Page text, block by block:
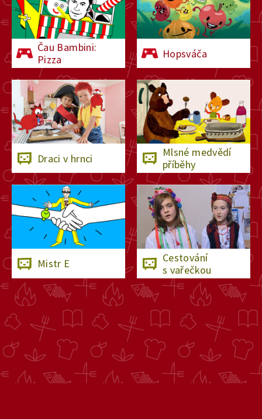
Čau Bambini:
Pizza
Hopsváča
Draci v hrnci
Mlsné medvědí
příběhy
Mistr E
Cestování
s vařečkou